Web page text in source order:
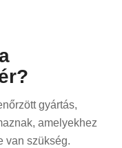
gyártás,
amelyekhez
van szükség.